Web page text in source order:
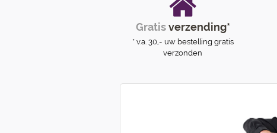
Gratisverzending*
* v.a. 30,- uw bestelling gratis
verzonden